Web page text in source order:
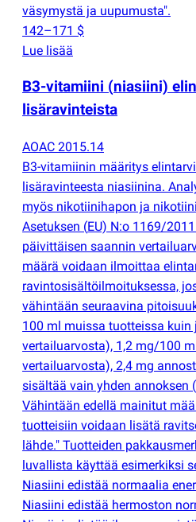
väsymystä ja uupumusta".
142–171 $
Lue lisää
B3-vitamiini (niasiini)
lisäravinteista
AOAC 2015.14
B3-vitamiinin määritys
lisäravinteesta niasiinina.
myös nikotiinihapon ja
Asetuksen (EU) N:o 1169/
päivittäisen saannin
määrä voidaan ilmoittaa
ravintosisältöilmoituksessa,
vähintään seuraavina
100 ml muissa tuotteissa kuin
vertailuarvosta), 1,2 mg/100
vertailuarvosta), 2,4 mg
sisältää vain yhden annoksen (
Vähintään edellä mainitut
tuotteisiin voidaan lisätä
lähde." Tuotteiden
luvallista käyttää esimerkiksi
Niasiini edistää normaalia
Niasiini edistää hermoston